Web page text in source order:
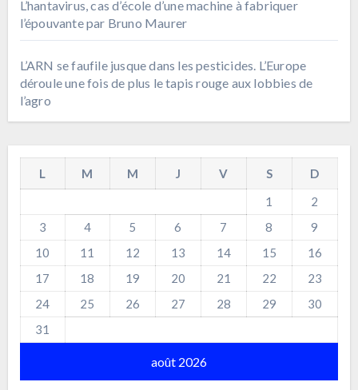
L’hantavirus, cas d’école d’une machine à fabriquer
l’épouvante par Bruno Maurer
L’ARN se faufile jusque dans les pesticides. L’Europe
déroule une fois de plus le tapis rouge aux lobbies de
l’agro
août 2026
L M M J V S
D
1
2
3
4 5 6 7 8
9
10
11 12 13 14 15
16
17
18 19 20 21 22
23
24
25 26 27 28 29
30
31